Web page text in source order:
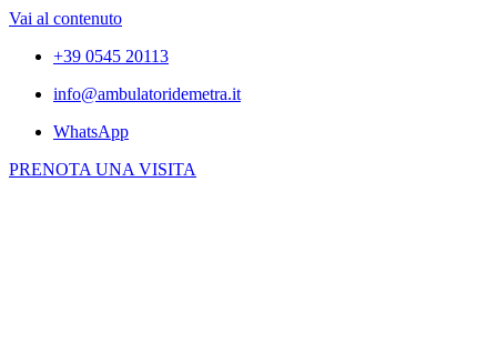
Vai al contenuto
+39 0545 20113
info@ambulatoridemetra.it
WhatsApp
PRENOTA UNA VISITA